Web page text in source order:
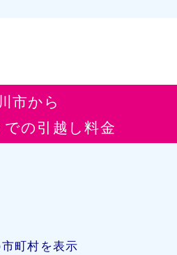
市から
での引越し料金
町村を表示